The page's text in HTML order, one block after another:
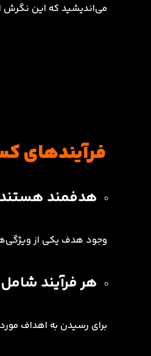
می‌اندیشید که این نگرش
فرآیندهای
هدفمند هستند
وجود هدف یکی از
هر فرآیند
برای رسیدن به اهداف